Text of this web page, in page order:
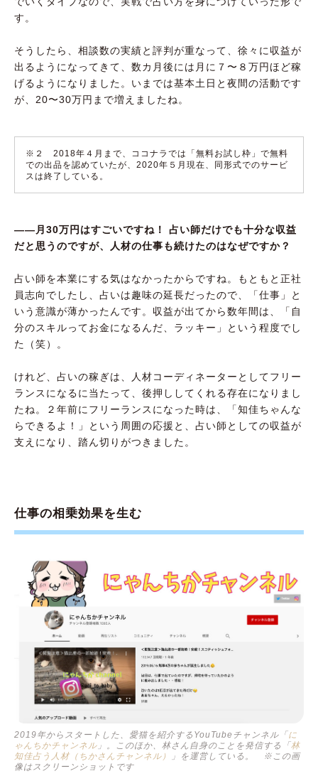
す。
そうしたら、相談数の実績と評判が重なって、徐々に収益が
出るようになってきて、数カ月後には月に７〜８万円ほど稼
げるようになりました。いまでは基本土日と夜間の活動です
が、20〜30万円まで増えましたね。
※２ 2018年４月まで、ココナラでは「無料お試し枠」で無料
での出品を認めていたが、2020年５月現在、同形式でのサービ
スは終了している。
――月30万円はすごいですね！ 占い師だけでも十分な収益
だと思うのですが、人材の仕事も続けたのはなぜですか？
占い師を本業にする気はなかったからですね。もともと正社
員志向でしたし、占いは趣味の延長だったので、「仕事」と
いう意識が薄かったんです。収益が出てから数年間は、「自
分のスキルってお金になるんだ、ラッキー」という程度でし
た（笑）。
けれど、占いの稼ぎは、人材コーディネーターとしてフリー
ランスになるに当たって、後押ししてくれる存在になりまし
たね。２年前にフリーランスになった時は、「知佳ちゃんな
らできるよ！」という周囲の応援と、占い師としての収益が
支えになり、踏ん切りがつきました。
仕事の相乗効果を生む
2019年からスタートした、愛猫を紹介するYouTubeチャンネル「 に
ゃんちかチャンネル 」。このほか、林さん自身のことを発信する「 林
知佳占う人材（ちかさんチャンネル）
」を運営している。 ※この画
像はスクリーンショットです